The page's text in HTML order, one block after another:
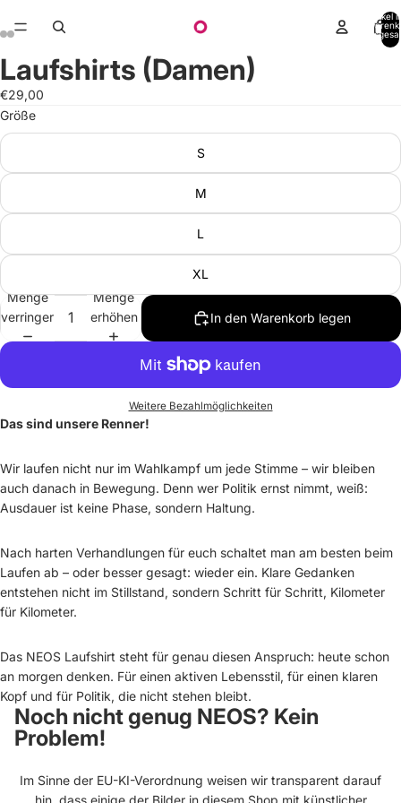
Artikel
Laufshirts (Damen)
€29,00
Größe
S
M
L
XL
Menge
verringern
Menge
erhöhen
In den Warenkorb legen
Weitere Bezahlmöglichkeiten
Das sind unsere Renner!
Wir laufen nicht nur im Wahlkampf um jede Stimme – wir bleiben
auch danach in Bewegung. Denn wer Politik ernst nimmt, weiß:
Ausdauer ist keine Phase, sondern Haltung.
Nach harten Verhandlungen für euch schaltet man am besten beim
Laufen ab – oder besser gesagt: wieder ein. Klare Gedanken
entstehen nicht im Stillstand, sondern Schritt für Schritt, Kilometer
für Kilometer.
Das NEOS Laufshirt steht für genau diesen Anspruch: heute schon
an morgen denken. Für einen aktiven Lebensstil, für einen klaren
Kopf und für Politik, die nicht stehen bleibt.
Noch nicht genug NEOS? Kein
Problem!
Im Sinne der EU-KI-Verordnung weisen wir transparent darauf